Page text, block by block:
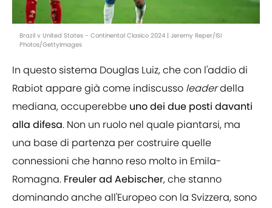
Brazil v United States - Continental Clasico 2024 | Jeremy Reper/ISI
Photos/GettyImages
In questo sistema Douglas Luiz, che con l'addio di
Rabiot appare già come indiscusso leaderdella
mediana, occuperebbe uno dei due posti davanti
alla difesa. Non un ruolo nel quale piantarsi, ma
una base di partenza per costruire quelle
connessioni che hanno reso molto in Emila-
Romagna. Freuler ad Aebischer, che stanno
dominando anche all'Europeo con la Svizzera, sono